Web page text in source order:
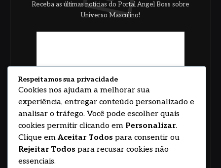
Receba as últimas notícias do Portal Angel Boss sobre
Universo Masculino!
Respeitamos sua privacidade
Cookies nos ajudam a melhorar sua
experiência, entregar conteúdo personalizado e
analisar o tráfego. Você pode escolher quais
cookies permitir clicando em Personalizar.
Clique em Aceitar Todos para consentir ou
Rejeitar Todos para recusar cookies não
essenciais.